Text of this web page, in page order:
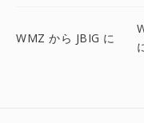
WMZ から JBIG に